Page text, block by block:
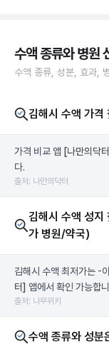
수액 종류와 병원
수액 종류, 성분, 효과,
김해시 수액 가격
가격 비교 앱 [나만의닥
다.
출처: 나만의닥터
김해시 수액 성지
가 병원/약국)
김해시 수액 최저가는 -
터] 앱에서 확인 가능합
출처: 나무위키
수액 종류와 성분